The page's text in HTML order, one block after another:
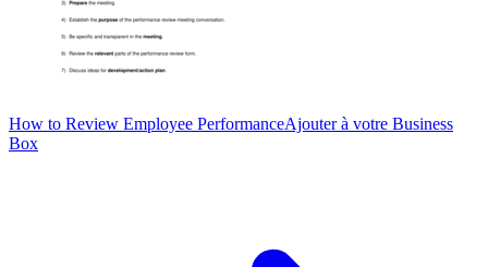
How to Review Employee PerformanceAjouter à votre Business
Box